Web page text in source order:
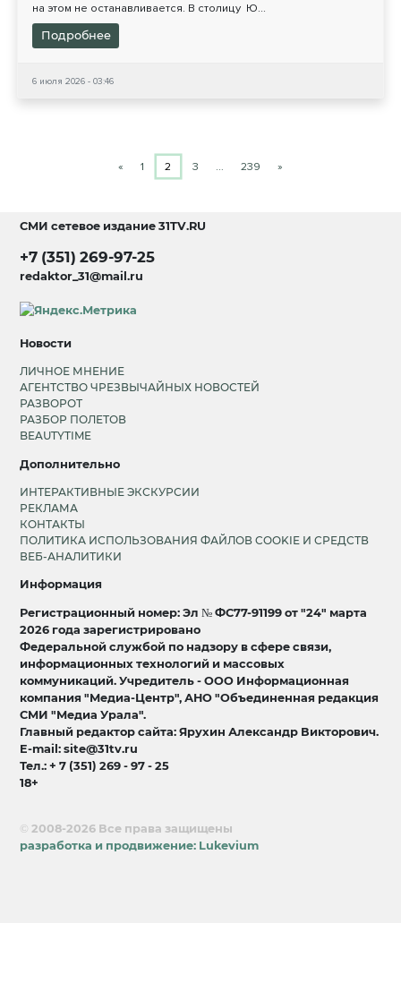
на этом не останавливается. В столицу Ю...
Подробнее
6 июля 2026 - 03:46
« 1 2 3 … 239 »
СМИ сетевое издание31TV.RU
+7 (351) 269-97-25
redaktor_31@mail.ru
Новости
ЛИЧНОЕ МНЕНИЕ
АГЕНТСТВО ЧРЕЗВЫЧАЙНЫХ НОВОСТЕЙ
РАЗВОРОТ
РАЗБОР ПОЛЕТОВ
BEAUTYTIME
Дополнительно
ИНТЕРАКТИВНЫЕ ЭКСКУРСИИ
РЕКЛАМА
КОНТАКТЫ
ПОЛИТИКА ИСПОЛЬЗОВАНИЯ ФАЙЛОВ COOKIE И СРЕДСТВ
ВЕБ-АНАЛИТИКИ
Информация
Регистрационный номер: Эл № ФС77-91199 от "24" марта
2026 года зарегистрировано
Федеральной службой по надзору в сфере связи,
информационных технологий и массовых
коммуникаций. Учредитель - ООО Информационная
компания "Медиа-Центр", АНО "Объединенная редакция
СМИ "Медиа Урала".
Главный редактор сайта: Ярухин Александр Викторович.
E-mail: site@31tv.ru
Тел.: + 7 (351) 269 - 97 - 25
18+
© 2008-2026 Все права защищены
разработка и продвижение: Lukevium